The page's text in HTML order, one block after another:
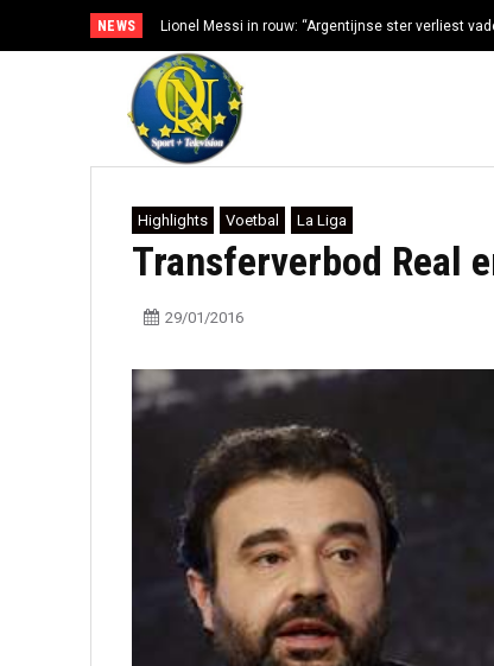
NEWS
Lionel Messi in rouw: “Argentijnse ster verliest
gezondheidsproblemen”
Highlights Voetbal La Liga
Transferverbod Real
29/01/2016